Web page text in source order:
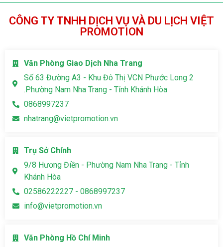
CÔNG TY TNHH DỊCH VỤ VÀ DU LỊCH VIỆT
PROMOTION
Văn Phòng Giao Dịch Nha Trang
Số 63 Đường A3 - Khu Đô Thị VCN Phước Long 2
.Phường Nam Nha Trang - Tỉnh Khánh Hòa
0868997237
nhatrang@vietpromotion.vn
Trụ Sở Chính
9/8 Hương Điền - Phường Nam Nha Trang - Tỉnh
Khánh Hòa
02586222227 - 0868997237
info@vietpromotion.vn
Văn Phòng Hồ Chí Minh